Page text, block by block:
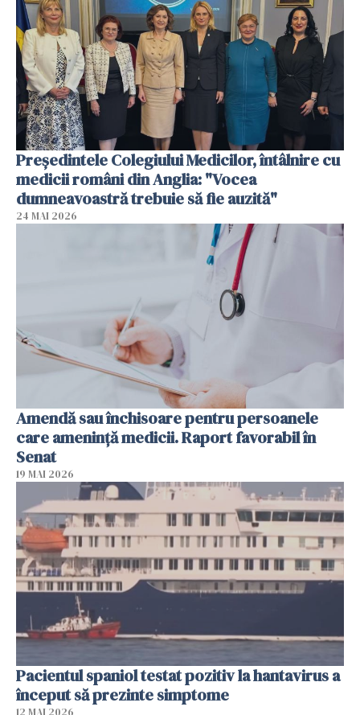
Președintele Colegiului Medicilor, întâlnire cu
medicii români din Anglia: "Vocea
dumneavoastră trebuie să fie auzită"
24 MAI 2026
Amendă sau închisoare pentru persoanele
care ameninţă medicii. Raport favorabil în
Senat
19 MAI 2026
Pacientul spaniol testat pozitiv la hantavirus a
început să prezinte simptome
12 MAI 2026